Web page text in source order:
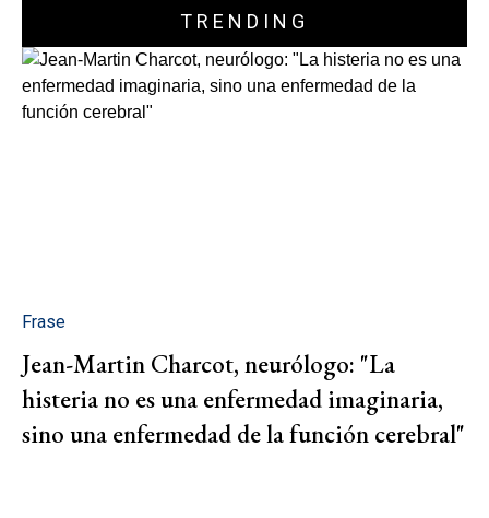
TRENDING
Frase
Jean-Martin Charcot, neurólogo: "La
histeria no es una enfermedad imaginaria,
sino una enfermedad de la función cerebral"